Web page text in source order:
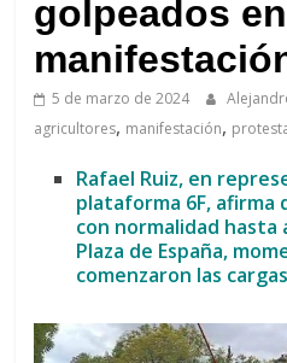
Arahal
golpeados
5 de marzo de 2024
agricultores, manifestación,
Rafael Ruiz, en
plataforma 6F,
con normalidad hasta
Plaza de España,
comenzaron las